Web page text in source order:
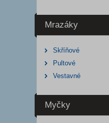
Mrazáky
Skříňové
Pultové
Vestavné
Myčky